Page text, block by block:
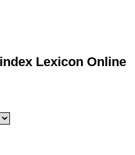
Lexicon Online